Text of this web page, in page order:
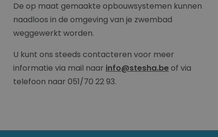
De op maat gemaakte opbouwsystemen kunnen
naadloos in de omgeving van je zwembad
weggewerkt worden.
U kunt ons steeds contacteren voor meer
informatie via mail naar info@stesha.beof via
telefoon naar 051/70 22 93.